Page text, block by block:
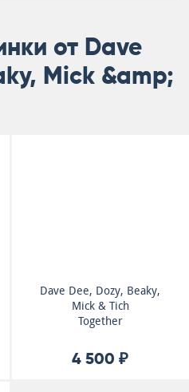
от Dave
Mick &amp;
Dave Dee, Dozy, Beaky,
Mick & Tich
Together
4 500 ₽